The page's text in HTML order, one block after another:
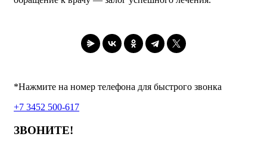
*Нажмите на номер телефона для быстрого звонка
+7 3452 500-617
ЗВОНИТЕ!